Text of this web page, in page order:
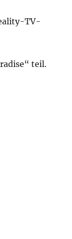
TV-
teil.